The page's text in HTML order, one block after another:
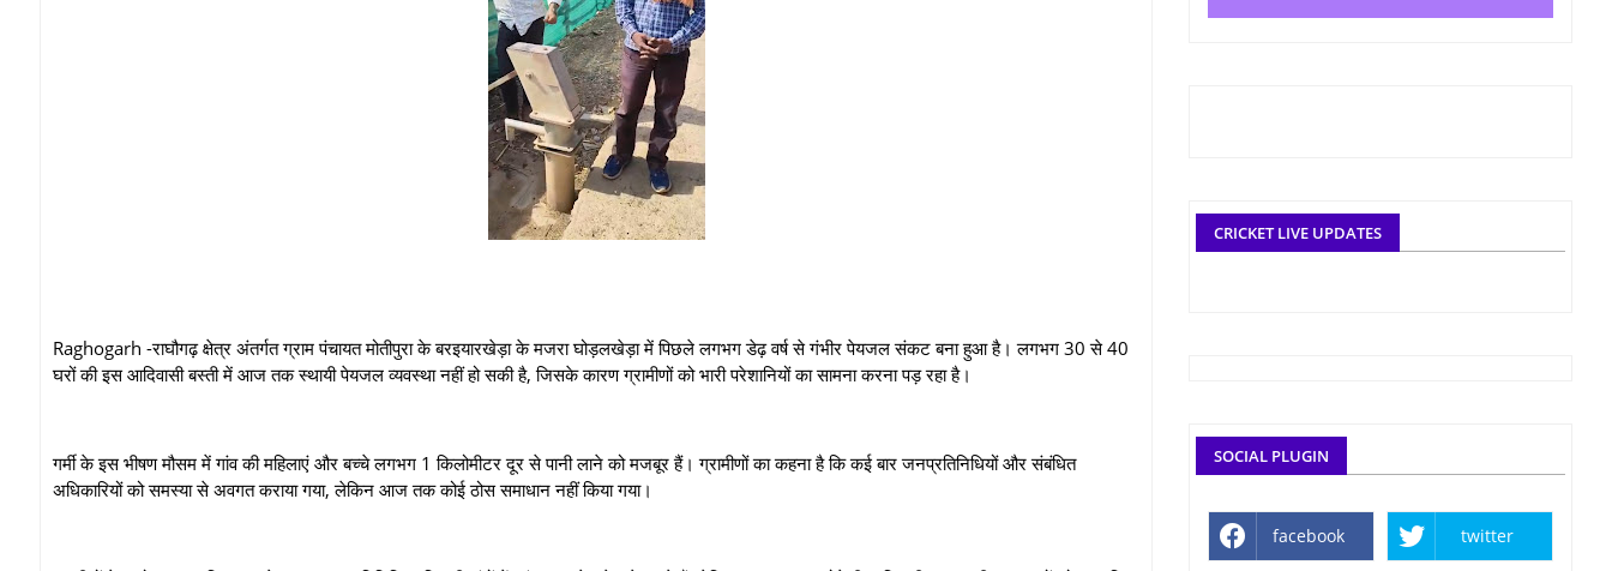
Raghogarh -राघौगढ़ क्षेत्र अंतर्गत ग्राम पंचायत मोतीपुरा के बरइयारखेड़ा के मजरा घोड़लखेड़ा में पिछले लगभग डेढ़ वर्ष से गंभीर पेयजल संकट बना हुआ है। लगभग 30 से 40
घरों की इस आदिवासी बस्ती में आज तक स्थायी पेयजल व्यवस्था नहीं हो सकी है, जिसके कारण ग्रामीणों को भारी परेशानियों का सामना करना पड़ रहा है।
गर्मी के इस भीषण मौसम में गांव की महिलाएं और बच्चे लगभग 1 किलोमीटर दूर से पानी लाने को मजबूर हैं। ग्रामीणों का कहना है कि कई बार जनप्रतिनिधियों और संबंधित
अधिकारियों को समस्या से अवगत कराया गया, लेकिन आज तक कोई ठोस समाधान नहीं किया गया।
CRICKET LIVE UPDATES
SOCIAL PLUGIN
facebook twitter